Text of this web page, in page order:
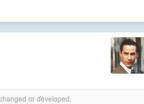
or developed.